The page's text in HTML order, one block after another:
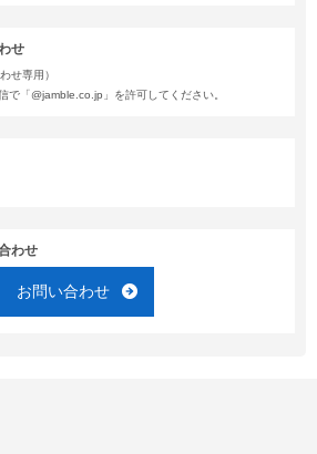
せ
せ専用）
「@jamble.co.jp」を許可してください。
わせ
お問い合わせ